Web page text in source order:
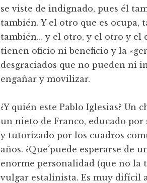
se viste de indignado, pues él
también. Y el otro que es ocupa,
también… y el otro, y el otro y el
tienen oficio ni beneficio y la
desgraciados que no pueden ni
engañar y movilizar.
¿Y quién este Pablo Iglesias? Un
un nieto de Franco, educado
y tutorizado por los cuadros
años. ¿Que´puede esperarse de
enorme personalidad (que no la
vulgar estalinista. Es muy difícil